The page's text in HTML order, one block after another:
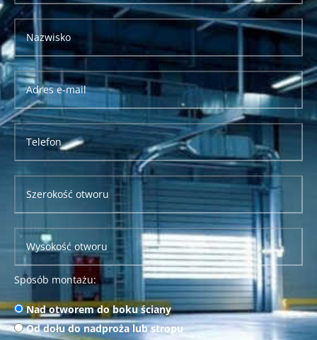
Sposób montażu:
Nad otworem do boku ściany
Od dołu do nadproża lub stropu